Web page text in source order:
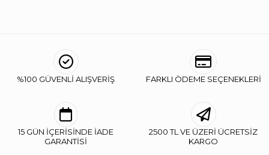
%100 GÜVENLİ ALIŞVERİŞ FARKLI ÖDEME SEÇENEKLERİ
15 GÜN İÇERİSİNDE İADE
GARANTİSİ
2500 TL VE ÜZERİ ÜCRETSİZ
KARGO